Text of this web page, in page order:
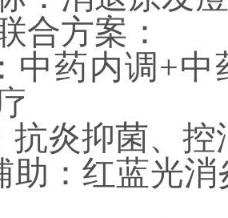
合方案：
中药内调+
抗炎抑菌、
助：红蓝光